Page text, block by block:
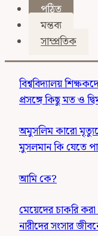
পঠিত
মন্তব্য
সাম্প্রতিক
বিশ্ববিদ্যালয়
প্রসঙ্গে কিছু মত ও
অমুসলিম কারো
মুসলমান কি যেতে
আমি কে?
মেয়েদের চাকরি
নারীদের সংসার